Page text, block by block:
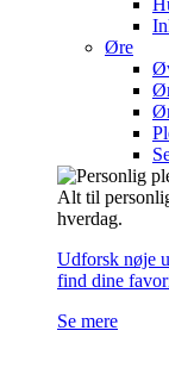
Øre
Alt til
hverdag.
Udforsk nøje
find dine
Se mere